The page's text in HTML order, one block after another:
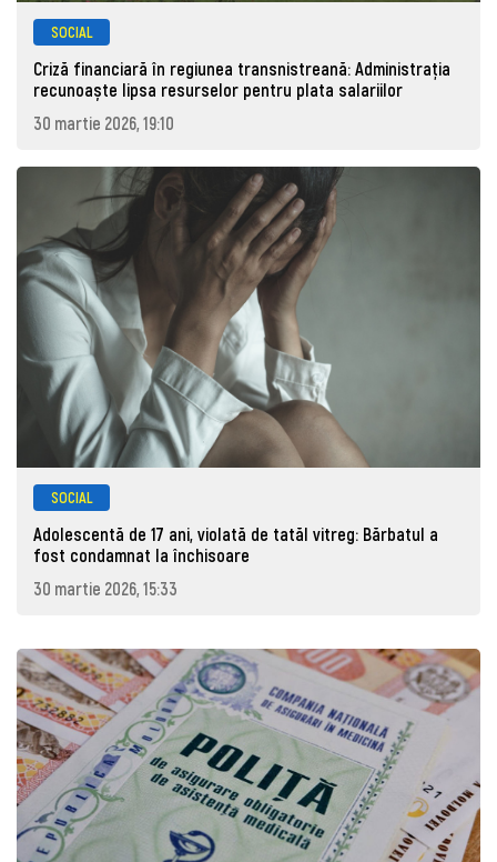
SOCIAL
Criză financiară în regiunea transnistreană: Administrația
recunoaște lipsa resurselor pentru plata salariilor
30 martie 2026, 19:10
SOCIAL
Adolescentă de 17 ani, violată de tatăl vitreg: Bărbatul a
fost condamnat la închisoare
30 martie 2026, 15:33